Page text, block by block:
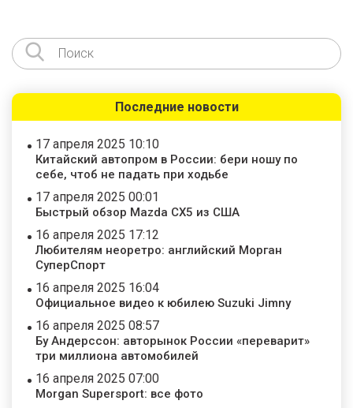
Последние новости
17 апреля 2025 10:10
Китайский автопром в России: бери ношу по
себе, чтоб не падать при ходьбе
17 апреля 2025 00:01
Быстрый обзор Mazda CX5 из США
16 апреля 2025 17:12
Любителям неоретро: английский Морган
СуперСпорт
16 апреля 2025 16:04
Официальное видео к юбилею Suzuki Jimny
16 апреля 2025 08:57
Бу Андерссон: авторынок России «переварит»
три миллиона автомобилей
16 апреля 2025 07:00
Morgan Supersport: все фото